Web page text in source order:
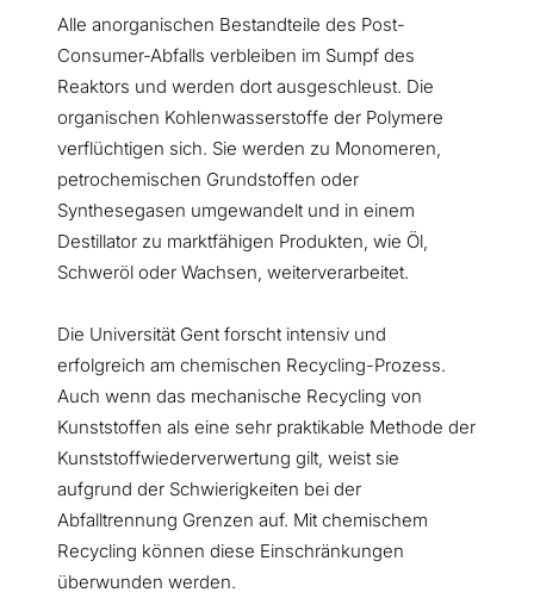
Alle anorganischen Bestandteile des Post-
Consumer-Abfalls verbleiben im Sumpf des
Reaktors und werden dort ausgeschleust. Die
organischen Kohlenwasserstoffe der Polymere
verflüchtigen sich. Sie werden zu Monomeren,
petrochemischen Grundstoffen oder
Synthesegasen umgewandelt und in einem
Destillator zu marktfähigen Produkten, wie Öl,
Schweröl oder Wachsen, weiterverarbeitet.
Die Universität Gent forscht intensiv und
erfolgreich am chemischen Recycling-Prozess.
Auch wenn das mechanische Recycling von
Kunststoffen als eine sehr praktikable Methode der
Kunststoffwiederverwertung gilt, weist sie
aufgrund der Schwierigkeiten bei der
Abfalltrennung Grenzen auf. Mit chemischem
Recycling können diese Einschränkungen
überwunden werden.